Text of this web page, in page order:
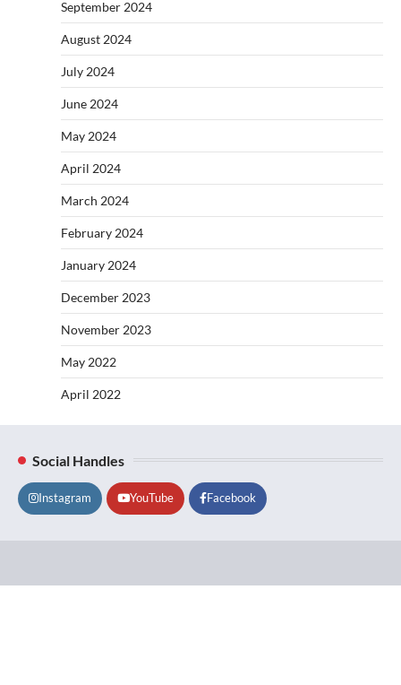
September 2024
August 2024
July 2024
June 2024
May 2024
April 2024
March 2024
February 2024
January 2024
December 2023
November 2023
May 2022
April 2022
Social Handles
Instagram YouTube Facebook